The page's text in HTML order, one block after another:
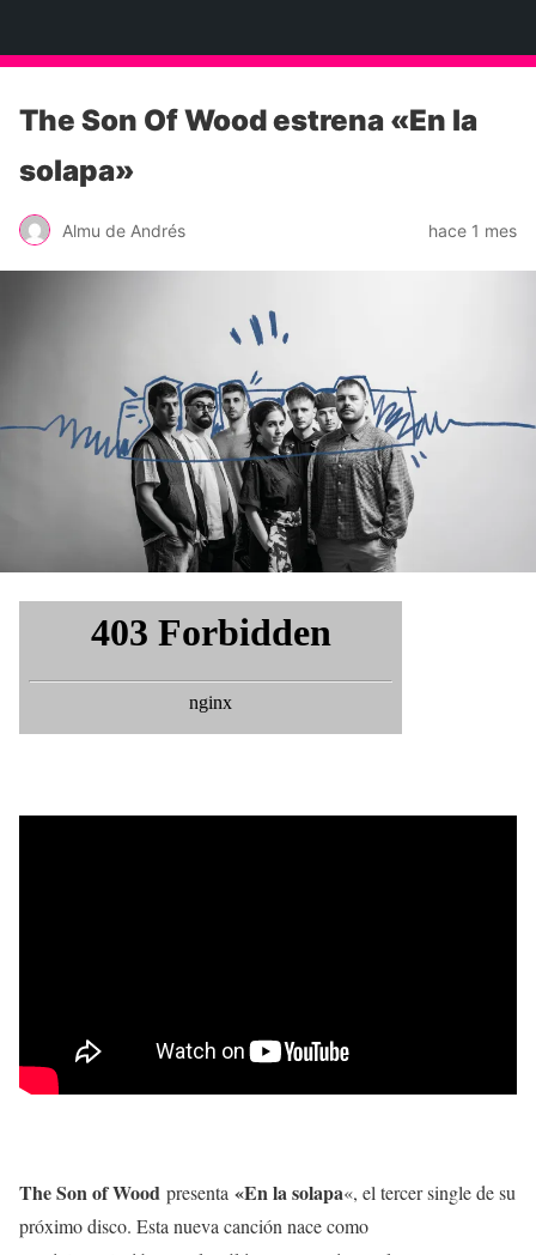
The Son Of Wood estrena «En la
solapa»
Almu de Andrés hace 1 mes
The Son of Wood presenta «En la solapa«, el tercer single de su
próximo disco. Esta nueva canción nace como